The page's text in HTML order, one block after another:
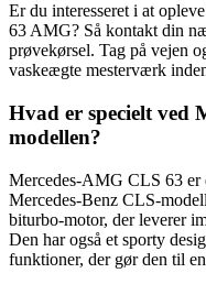
Er du interesseret i at
63 AMG? Så kontakt din
prøvekørsel. Tag på vejen
vaskeægte mesterværk
Hvad er specielt ved
modellen?
Mercedes-AMG CLS 63 er
Mercedes-Benz CLS-
biturbo-motor, der leverer
Den har også et sporty
funktioner, der gør den til